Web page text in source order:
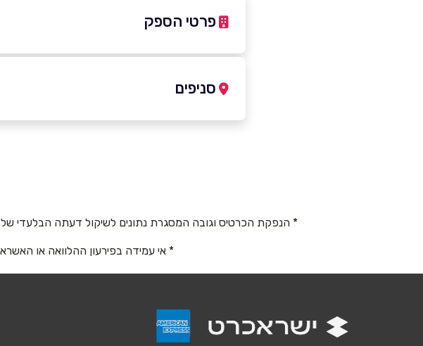
פרטי הספק
נושא*
אנא חזרו אלי בקשר ל...
סניפים
* הנפקת הכרטיס וגובה המסגרת נתונים לשיקול דעתה הבלעדי
* אי עמידה בפירעון ההלוואה או